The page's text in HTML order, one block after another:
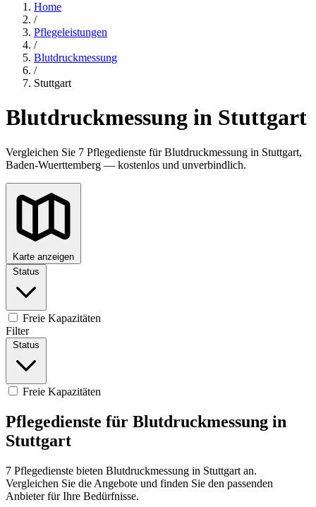
Home
/
Pflegeleistungen
/
Blutdruckmessung
/
Stuttgart
Blutdruckmessung in Stuttgart
Vergleichen Sie 7 Pflegedienste für Blutdruckmessung in Stuttgart,
Baden-Wuerttemberg — kostenlos und unverbindlich.
Karte anzeigen
Status
Freie Kapazitäten
Filter
Status
Freie Kapazitäten
Pflegedienste für Blutdruckmessung in
Stuttgart
7 Pflegedienste bieten Blutdruckmessung in Stuttgart an.
Vergleichen Sie die Angebote und finden Sie den passenden
Anbieter für Ihre Bedürfnisse.